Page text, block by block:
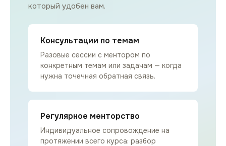
который удобен вам.
Консультации по темам
Разовые сессии с ментором по
конкретным темам или задачам — когда
нужна точечная обратная связь.
Регулярное менторство
Индивидуальное сопровождение на
протяжении всего курса: разбор